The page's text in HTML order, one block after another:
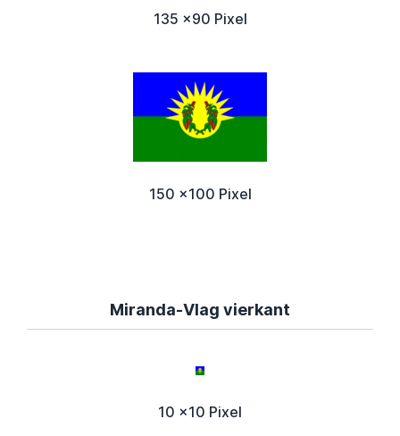
135 x90 Pixel
150 x100 Pixel
Miranda-Vlag vierkant
10 x10 Pixel